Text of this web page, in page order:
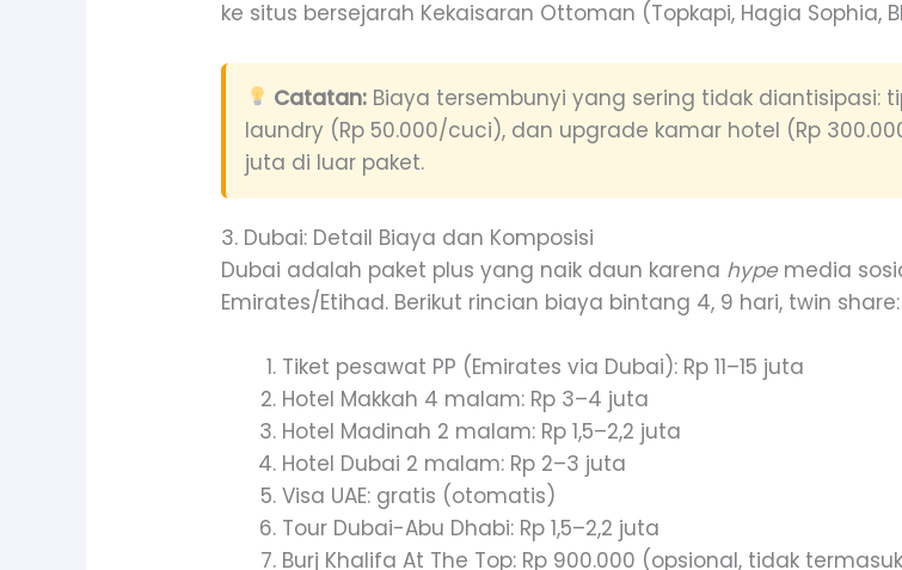
ke situs bersejarah Kekaisaran Ottoman (Topkapi, Hagia Sophia,
Catatan:Biaya tersembunyi yang sering tidak diantisipasi:
laundry (Rp 50.000/cuci), dan upgrade kamar hotel (Rp
juta di luar paket.
3. Dubai: Detail Biaya dan Komposisi
Dubai adalah paket plus yang naik daun karena hype media
Emirates/Etihad. Berikut rincian biaya bintang 4, 9 hari, twin share:
Tiket pesawat PP (Emirates via Dubai): Rp 11–15 juta
Hotel Makkah 4 malam: Rp 3–4 juta
Hotel Madinah 2 malam: Rp 1,5–2,2 juta
Hotel Dubai 2 malam: Rp 2–3 juta
Visa UAE: gratis (otomatis)
Tour Dubai-Abu Dhabi: Rp 1,5–2,2 juta
Burj Khalifa At The Top: Rp 900.000 (opsional, tidak